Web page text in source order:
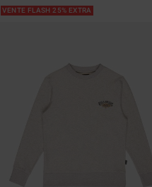
VENTE FLASH 25% EXTRA